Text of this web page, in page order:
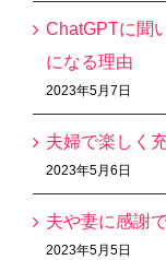
ChatGPTに聞
になる理由
2023年5月7日
夫婦で楽しく
2023年5月6日
夫や妻に感謝
2023年5月5日